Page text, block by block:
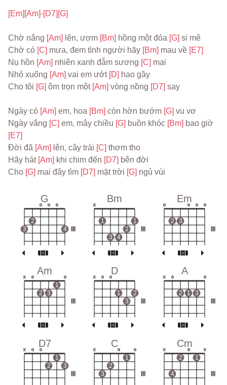
[Em] [Am]-[D7] [G]
Chờ nắng [Am] lên, ươm [Bm] hồng một đóa [G] si mê
Chờ có [C] mưa, đem tình người hãy [Bm] mau về [E7]
Nụ hồn [Am] nhiên xanh đẫm sương [C] mai
Nhỏ xuống [Am] vai em ướt [D] hao gầy
Cho tôi [G] ôm trọn một [Am] vòng nồng [D7] say
Ngày có [Am] em, hoa [Bm] còn hờn bướm [G] vu vơ
Ngày vắng [C] em, mây chiều [G] buồn khóc [Bm]
[E7]
Đời đã [Am] lên, cây trái [C] thơm tho
Hãy hát [Am] khi chim đến [D7] bên đời
Cho [G] mai đây tìm [D7] mặt trời [G] ngủ vùi
G
3
2
o o o
4
Bm
x
1
3 4
2
1
Em
o
2 3
o o o
Am
x o
2 3
1
o
D
x o o
1
3
2
A
x o
2 1 3
o
D7
x o o
2
1
3
C
x
3
2
o
1
o
Cm
x
4
2
o
1
x